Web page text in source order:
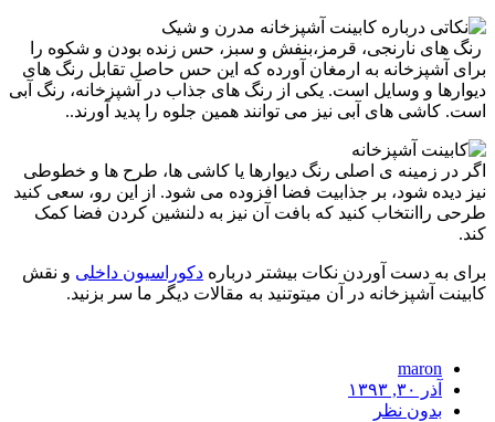
رنگ های نارنجی، قرمز،بنفش و سبز، حس زنده بودن و شکوه را
برای آشپزخانه به ارمغان آورده که این حس حاصل تقابل رنگ های
دیوارها و وسایل است. یکی از رنگ های جذاب در آشپزخانه، رنگ آبی
است. کاشی های آبی نیز می توانند همین جلوه را پدید آورند..
اگر در زمینه ی اصلی رنگ دیوارها یا کاشی ها، طرح ها و خطوطی
نیز دیده شود، بر جذابیت فضا افزوده می شود. از این رو، سعی کنید
طرحی راانتخاب کنید که بافت آن نیز به دلنشین کردن فضا کمک
کند.
برای به دست آوردن نکات بیشتر درباره دکوراسیون داخلی و نقش
کابینت آشپزخانه در آن میتوتنید به مقالات دیگر ما سر بزنید.
maron
آذر ۳۰, ۱۳۹۳
بدون نظر